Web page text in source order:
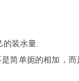
装水量.
简单扼的相加，而